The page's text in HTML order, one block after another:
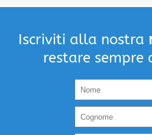
Iscriviti alla nostra
restare sempre